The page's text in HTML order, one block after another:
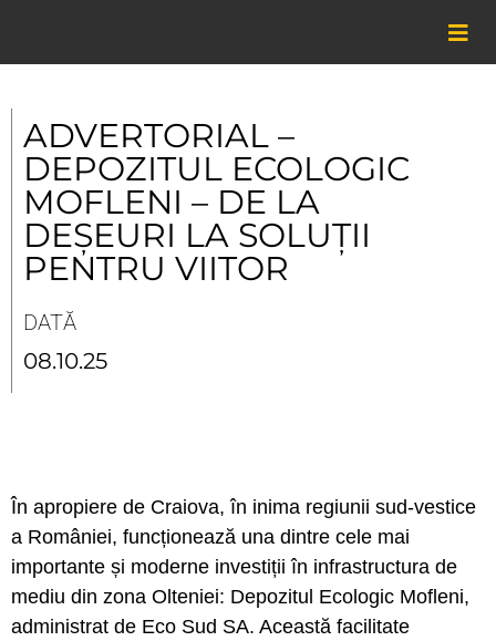
content
ADVERTORIAL –
DEPOZITUL ECOLOGIC
MOFLENI – DE LA
DEȘEURI LA SOLUȚII
PENTRU VIITOR
DATĂ
08.10.25
În apropiere de Craiova, în inima regiunii sud-vestice
a României, funcționează una dintre cele mai
importante și moderne investiții în infrastructura de
mediu din zona Olteniei: Depozitul Ecologic Mofleni,
administrat de Eco Sud SA. Această facilitate